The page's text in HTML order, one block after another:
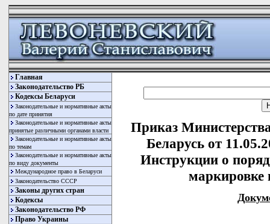
Главная
Законодательство РБ
Кодексы Беларуси
Законодательные и нормативные акты
по дате принятия
Законодательные и нормативные акты
принятые различными органами власти
Законодательные и нормативные акты
по темам
Законодательные и нормативные акты
по виду документы
Международное право в Беларуси
Законодательство СССР
Законы других стран
Кодексы
Законодательство РФ
Право Украины
Приказ
Беларусь от
Инструкции о